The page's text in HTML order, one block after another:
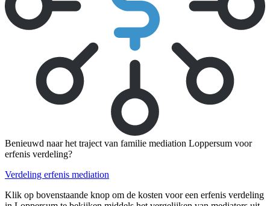
Benieuwd naar het traject van familie mediation Loppersum voor
erfenis verdeling?
Verdeling erfenis mediation
Klik op bovenstaande knop om de kosten voor een erfenis verdeling